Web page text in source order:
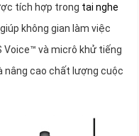
tích hợp trong tai nghe
giúp không gian làm việc
Voice™ và micrô khử tiếng
nâng cao chất lượng cuộc